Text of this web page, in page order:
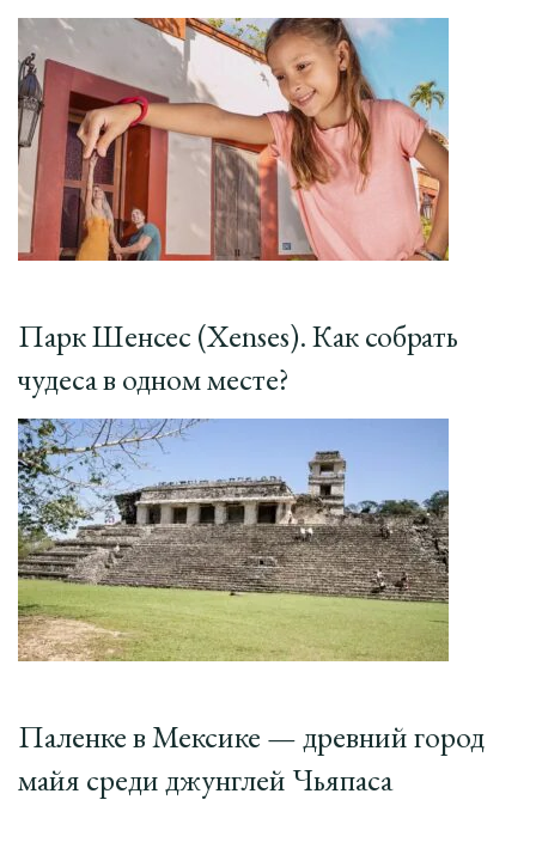
Парк Шенсес (Xenses). Как собрать
чудеса в одном месте?
Паленке в Мексике — древний город
майя среди джунглей Чьяпаса